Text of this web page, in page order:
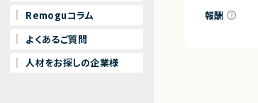
Remoguコラム
よくあるご質問
人材をお探しの企業様
報酬